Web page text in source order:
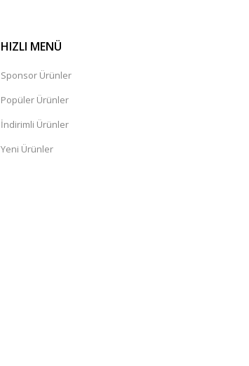
HIZLI MENÜ
Sponsor Ürünler
Popüler Ürünler
İndirimli Ürünler
Yeni Ürünler